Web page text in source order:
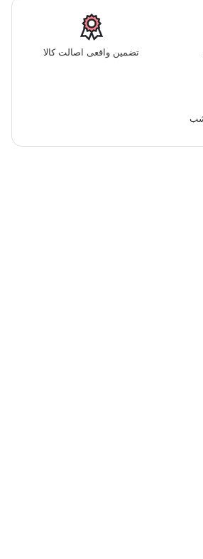
تضمین واقعی اصالت کالا